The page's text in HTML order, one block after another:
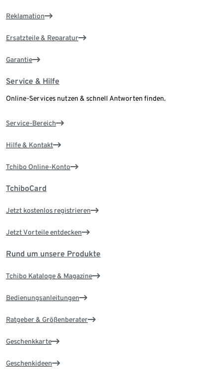
Reklamation
Ersatzteile & Reparatur
Garantie
Service & Hilfe
Online-Services nutzen & schnell Antworten finden.
Service-Bereich
Hilfe & Kontakt
Tchibo Online-Konto
TchiboCard
Jetzt kostenlos registrieren
Jetzt Vorteile entdecken
Rund um unsere Produkte
Tchibo Kataloge & Magazine
Bedienungsanleitungen
Ratgeber & Größenberater
Geschenkkarte
Geschenkideen